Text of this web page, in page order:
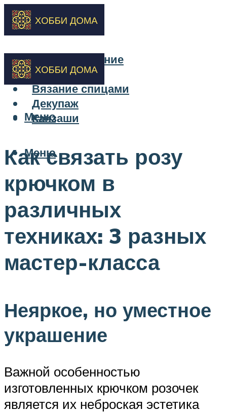
Бисероплетение
Вышивка
Вязание спицами
Декупаж
Канзаши
Меню
Меню
Как связать розу
крючком в
различных
техниках: 3 разных
мастер-класса
Неяркое, но уместное
украшение
Важной особенностью
изготовленных крючком розочек
является их неброская эстетика